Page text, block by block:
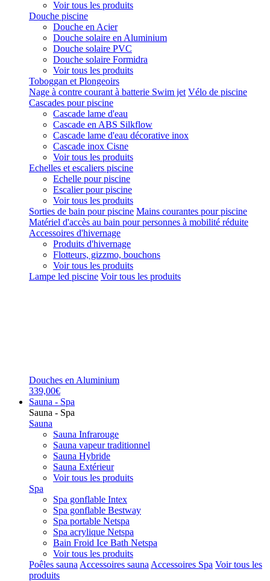
Voir tous les produits
Douche piscine
Douche en Acier
Douche solaire en Aluminium
Douche solaire PVC
Douche solaire Formidra
Voir tous les produits
Toboggan et Plongeoirs
Nage à contre courant à batterie Swim jet Vélo de piscine
Cascades pour piscine
Cascade lame d'eau
Cascade en ABS Silkflow
Cascade lame d'eau décorative inox
Cascade inox Cisne
Voir tous les produits
Echelles et escaliers piscine
Echelle pour piscine
Escalier pour piscine
Voir tous les produits
Sorties de bain pour piscine Mains courantes pour piscine
Matériel d'accès au bain pour personnes à mobilité réduite
Accessoires d'hivernage
Produits d'hivernage
Flotteurs, gizzmo, bouchons
Voir tous les produits
Lampe led piscine Voir tous les produits
Douches en Aluminium
339,00€
Sauna - Spa
Sauna - Spa
Sauna
Sauna Infrarouge
Sauna vapeur traditionnel
Sauna Hybride
Sauna Extérieur
Voir tous les produits
Spa
Spa gonflable Intex
Spa gonflable Bestway
Spa portable Netspa
Spa acrylique Netspa
Bain Froid Ice Bath Netspa
Voir tous les produits
Poêles sauna Accessoires sauna Accessoires Spa Voir tous les
produits